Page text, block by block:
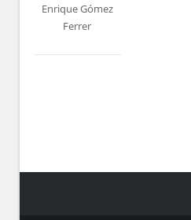
Enrique Gómez
Ferrer